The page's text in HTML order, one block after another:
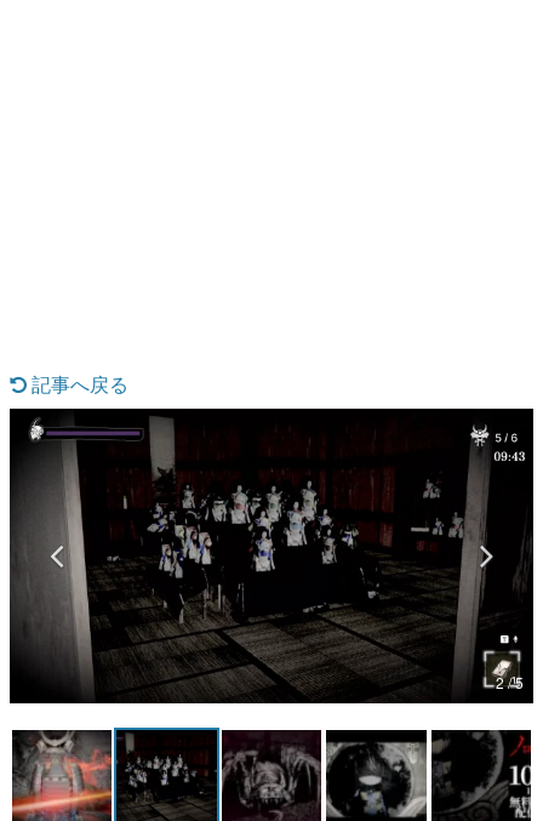
具体的な形から解き明かしていく、硬派で骨太な評論連載
です。
ゲームが変えた日本語
「経験値」「裏技」「ラスボス」… ゲームにまつわる言葉
の起源や用法の変遷を、コンピューター文化史研究家・タ
イニーP氏が徹底調査。
カテゴリ
特集記事
マンガ
女性向け
アプリレビュー
記事へ戻る
2 / 5